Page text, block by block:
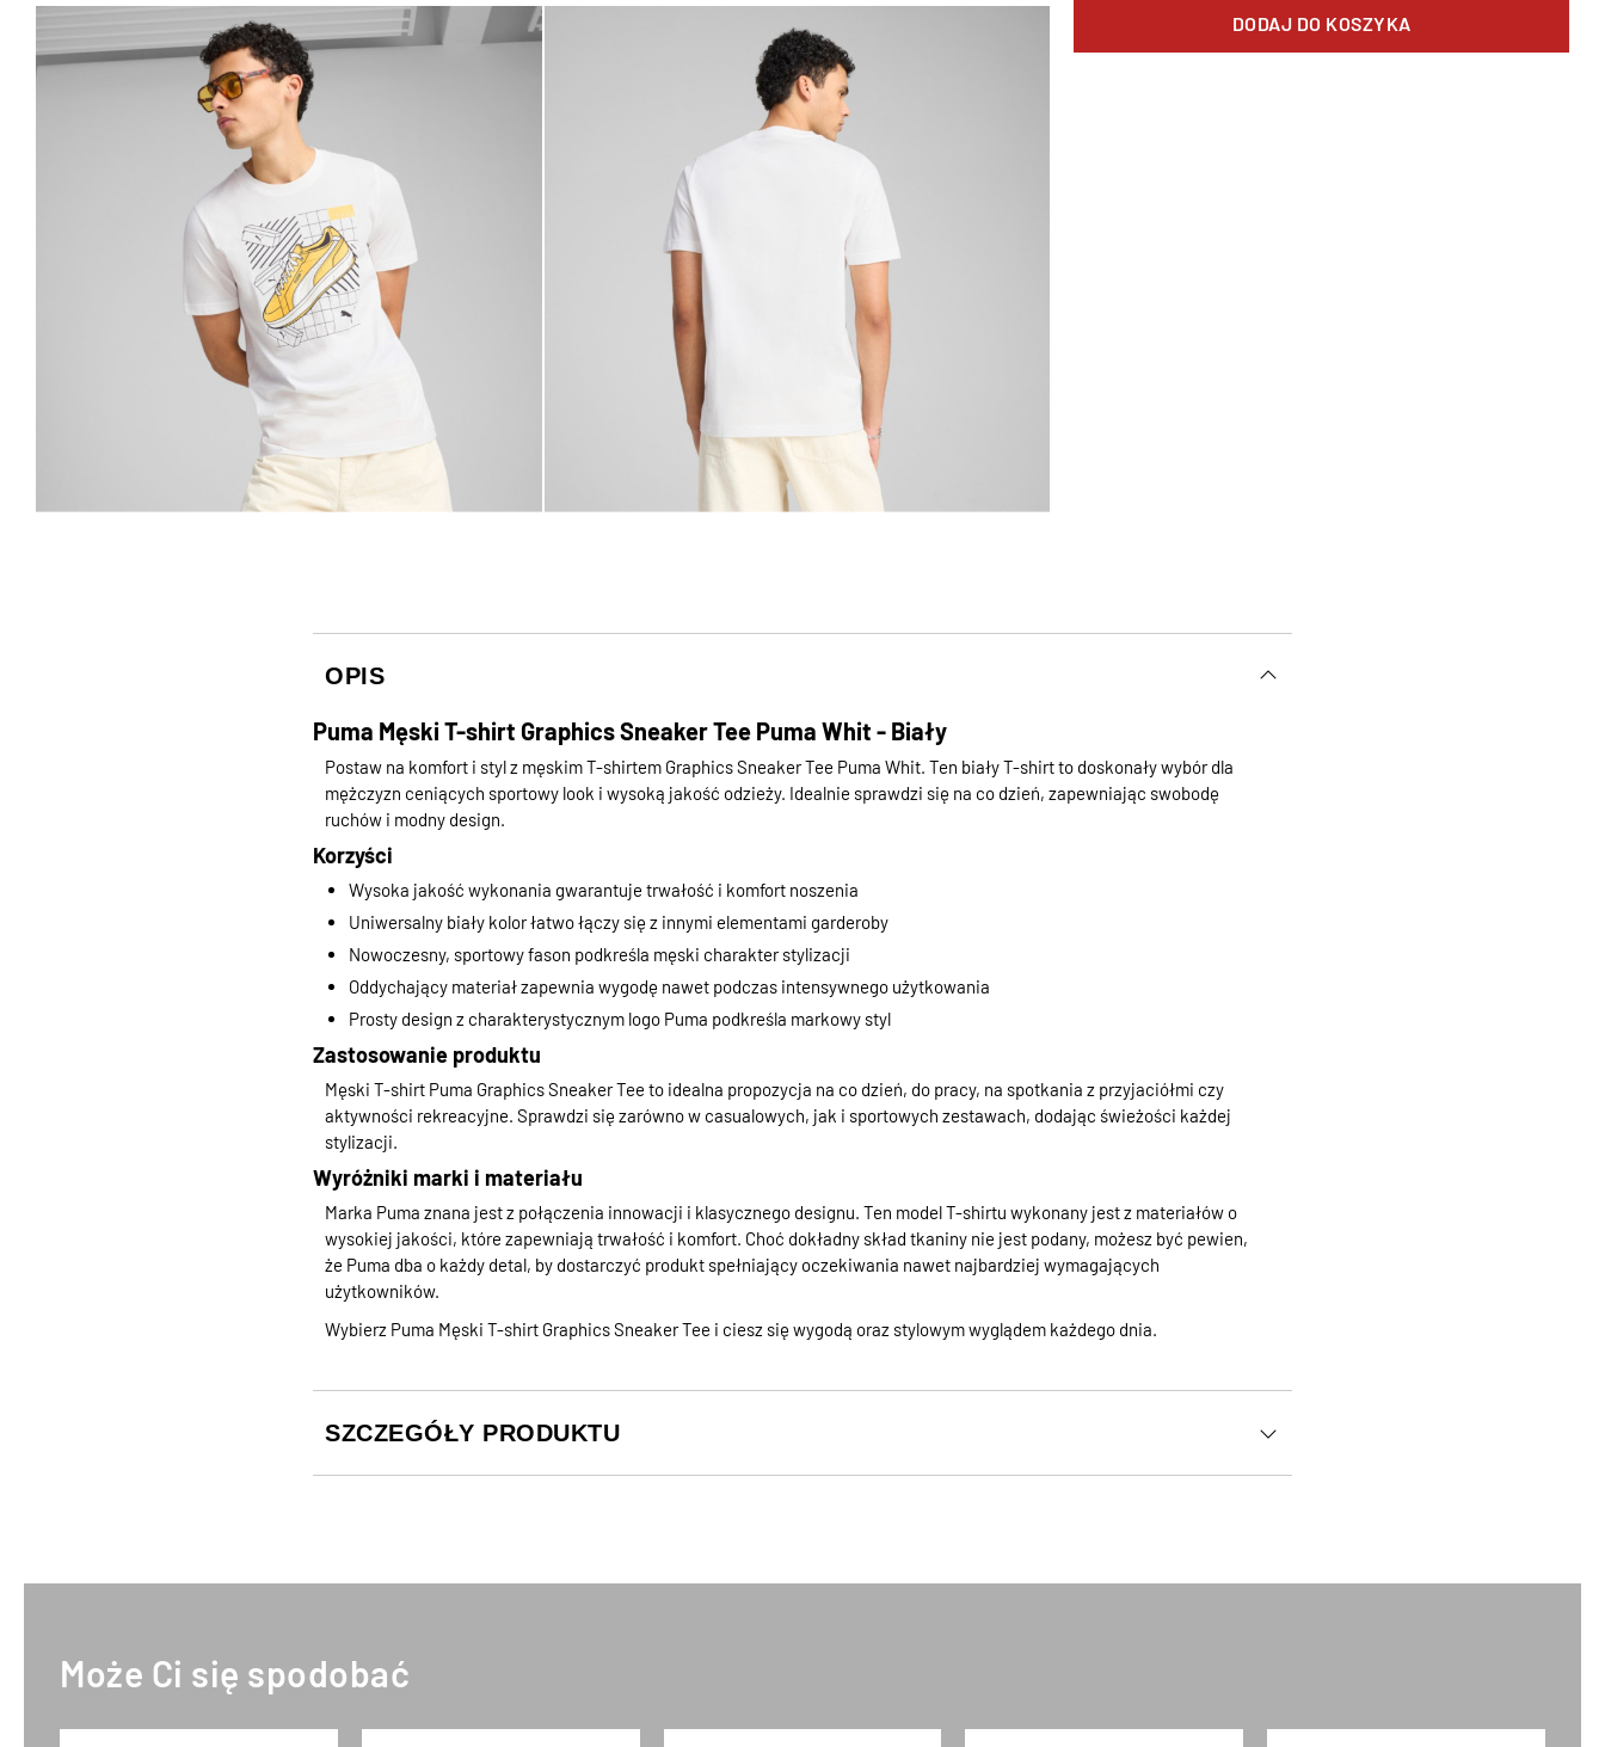
DODAJ DO KOSZYKA
OPIS
Puma Męski T-shirt Graphics Sneaker Tee Puma Whit - Biały
Postaw na komfort i styl z męskim T-shirtem Graphics Sneaker Tee Puma Whit. Ten biały T-shirt to doskonały wybór dla
mężczyzn ceniących sportowy look i wysoką jakość odzieży. Idealnie sprawdzi się na co dzień, zapewniając swobodę
ruchów i modny design.
Korzyści
Wysoka jakość wykonania gwarantuje trwałość i komfort noszenia
Uniwersalny biały kolor łatwo łączy się z innymi elementami garderoby
Nowoczesny, sportowy fason podkreśla męski charakter stylizacji
Oddychający materiał zapewnia wygodę nawet podczas intensywnego użytkowania
Prosty design z charakterystycznym logo Puma podkreśla markowy styl
Zastosowanie produktu
Męski T-shirt Puma Graphics Sneaker Tee to idealna propozycja na co dzień, do pracy, na spotkania z przyjaciółmi czy
aktywności rekreacyjne. Sprawdzi się zarówno w casualowych, jak i sportowych zestawach, dodając świeżości każdej
stylizacji.
Wyróżniki marki i materiału
Marka Puma znana jest z połączenia innowacji i klasycznego designu. Ten model T-shirtu wykonany jest z materiałów o
wysokiej jakości, które zapewniają trwałość i komfort. Choć dokładny skład tkaniny nie jest podany, możesz być pewien,
że Puma dba o każdy detal, by dostarczyć produkt spełniający oczekiwania nawet najbardziej wymagających
użytkowników.
Wybierz Puma Męski T-shirt Graphics Sneaker Tee i ciesz się wygodą oraz stylowym wyglądem każdego dnia.
SZCZEGÓŁY PRODUKTU
Może Ci się spodobać